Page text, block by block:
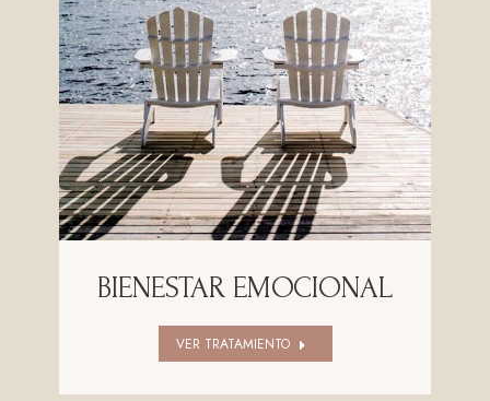
BIENESTAR EMOCIONAL
VER TRATAMIENTO